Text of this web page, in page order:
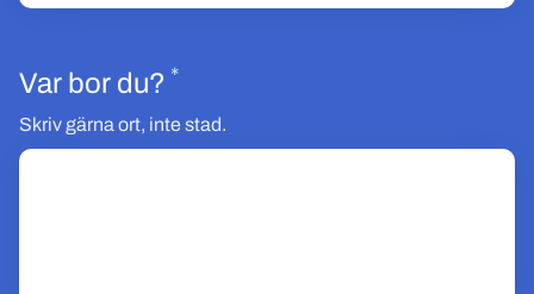
Var bor du? *Obligatoriskt
Skriv gärna ort, inte stad.